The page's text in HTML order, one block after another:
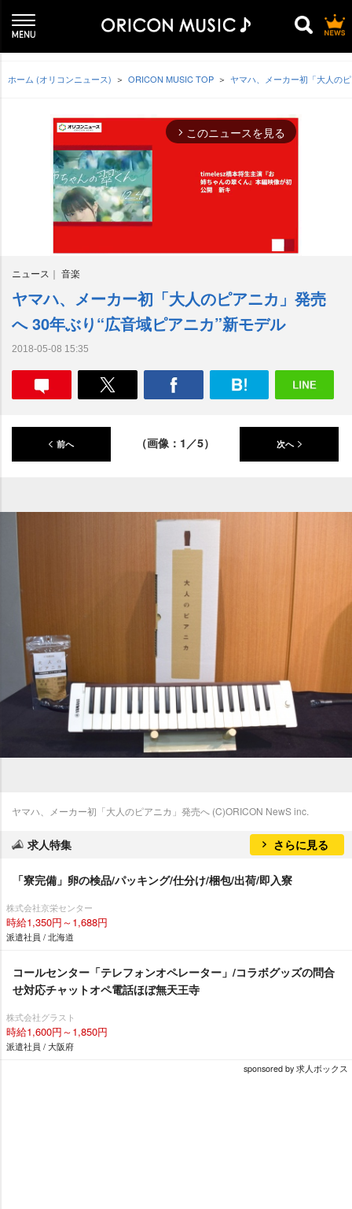
ホーム (オリコンニュース) ORICON MUSIC TOP ヤマハ、メーカー初「大人の
arrow_forward_ios このニュースを見る
M
t
ニュース 音楽
ヤマハ、メーカー初「大人のピアニカ」発売
へ 30年ぶり“広音域ピアニカ”新モデル
2018-05-08 15:35
前へ （画像：1／5） 次へ
ヤマハ、メーカー初「大人のピアニカ」発売へ (C)ORICON NewS inc.
求人特集 さらに見る
「寮完備」卵の検品/パッキング/仕分け/梱包/出荷/即入寮
株式会社京栄センター
時給1,350円～1,688円
派遣社員 / 北海道
コールセンター「テレフォンオペレーター」/コラボグッズの問合
せ対応チャットオペ電話ほぼ無天王寺
株式会社グラスト
時給1,600円～1,850円
派遣社員 / 大阪府
sponsored by 求人ボックス